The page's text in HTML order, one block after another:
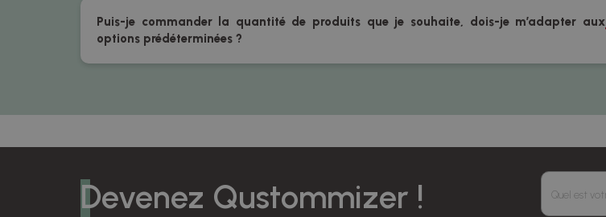
Puis-je commander la quantité de produits que je souhaite, dois-je m’adapter aux
options prédéterminées ?
Devenez Qustommizer !